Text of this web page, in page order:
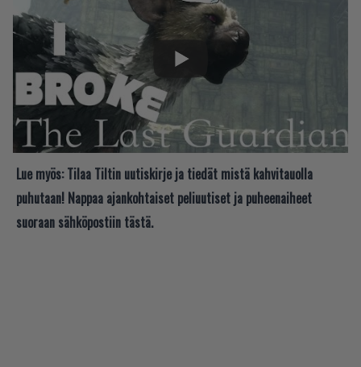
Lue myös: Tilaa Tiltin uutiskirje ja tiedät mistä kahvitauolla
puhutaan! Nappaa ajankohtaiset peliuutiset ja puheenaiheet
suoraan sähköpostiin tästä.